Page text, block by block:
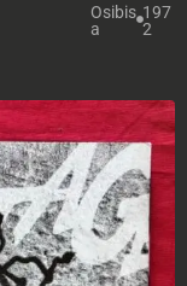
Osibis
a
197
2